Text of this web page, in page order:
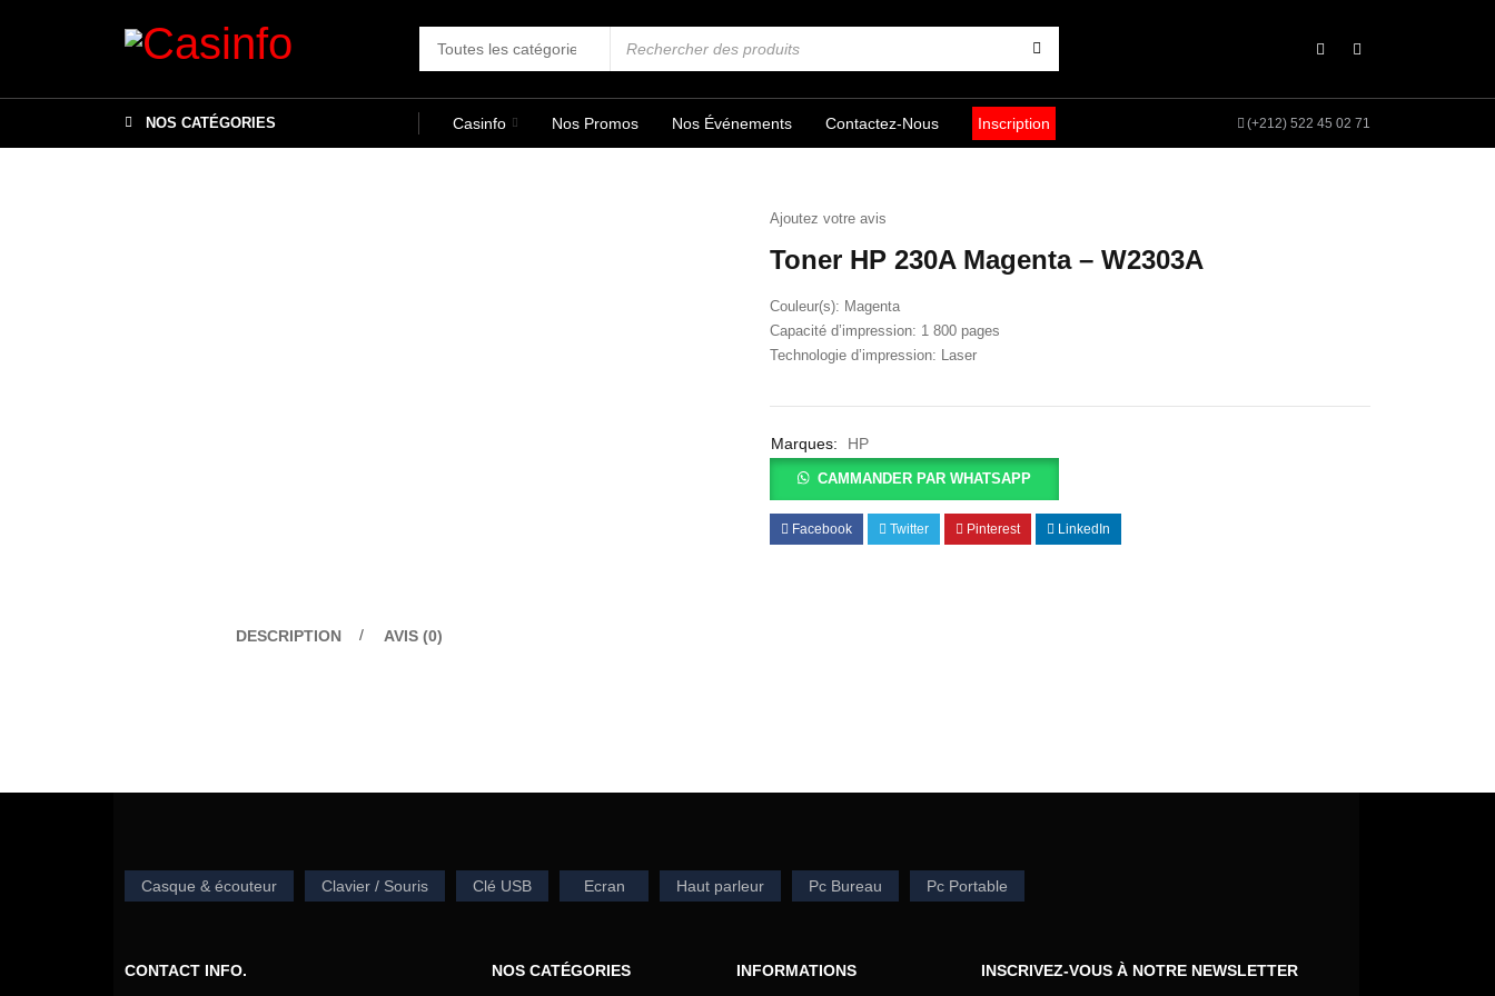
NOS CATÉGORIES Casinfo Nos Promos Nos Événements Contactez-Nous Inscription (+212) 522 45 02 71
Ajoutez votre avis
Toner HP 230A Magenta – W2303A
Couleur(s): Magenta
Capacité d’impression: 1 800 pages
Technologie d’impression: Laser
Marques: HP
CAMMANDER PAR WHATSAPP
Facebook Twitter Pinterest LinkedIn
DESCRIPTION AVIS (0)
Casque & écouteur Clavier / Souris Clé USB Ecran Haut parleur Pc Bureau Pc Portable
CONTACT INFO. NOS CATÉGORIES INFORMATIONS INSCRIVEZ-VOUS À NOTRE NEWSLETTER